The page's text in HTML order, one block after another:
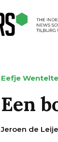
Eefje
Een
Jeroen de